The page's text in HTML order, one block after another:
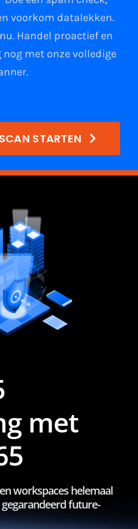
voorkom datalekken.
Handel proactief en
met onze volledige
.
STARTEN
met
workspaces helemaal
future-